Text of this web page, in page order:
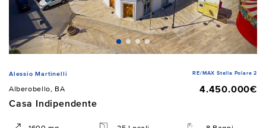
Alessio Martinelli RE/MAX Stella Polare 2
Alberobello, BA
4.450.000€
Casa Indipendente